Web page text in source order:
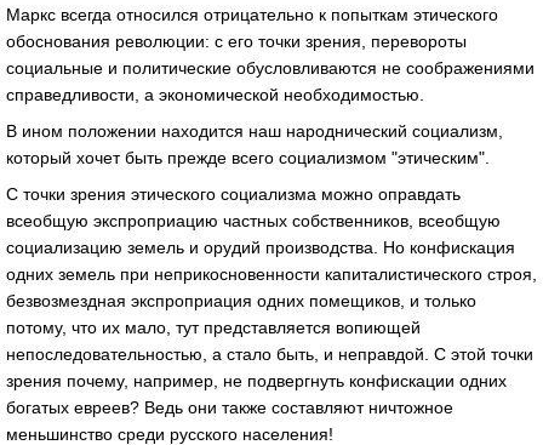
Маркс всегда относился отрицательно к попыткам этического
обоснования революции: с его точки зрения, перевороты
социальные и политические обусловливаются не соображениями
справедливости, а экономической необходимостью.
В ином положении находится наш народнический социализм,
который хочет быть прежде всего социализмом "этическим".
С точки зрения этического социализма можно оправдать
всеобщую экспроприацию частных собственников, всеобщую
социализацию земель и орудий производства. Но конфискация
одних земель при неприкосновенности капиталистического строя,
безвозмездная экспроприация одних помещиков, и только
потому, что их мало, тут представляется вопиющей
непоследовательностью, а стало быть, и неправдой. С этой точки
зрения почему, например, не подвергнуть конфискации одних
богатых евреев? Ведь они также составляют ничтожное
меньшинство среди русского населения!